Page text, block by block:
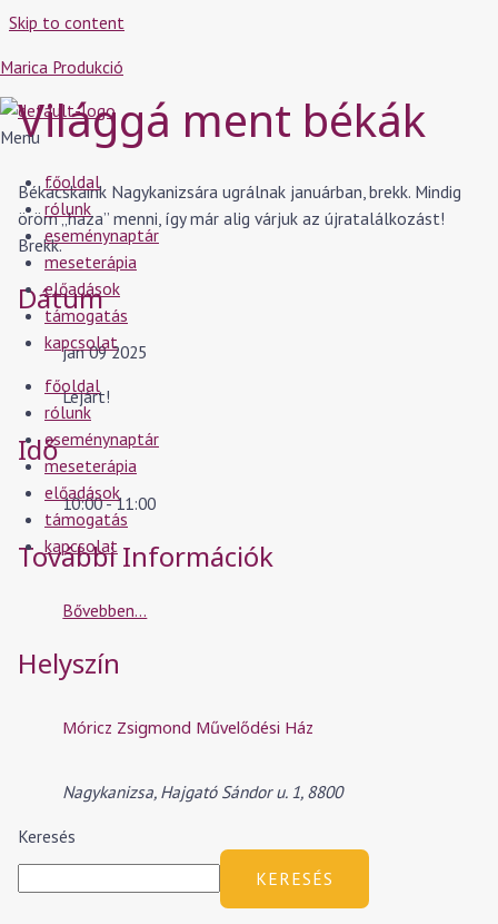
Skip to content
Marica Produkció
Menu
főoldal
rólunk
eseménynaptár
meseterápia
előadások
támogatás
kapcsolat
főoldal
rólunk
eseménynaptár
meseterápia
előadások
támogatás
kapcsolat
Világgá ment békák
Békácskáink Nagykanizsára ugrálnak januárban, brekk. Mindig
öröm „haza” menni, így már alig várjuk az újratalálkozást!
Brekk.
Dátum
jan 09 2025
Lejárt!
Idő
10:00 - 11:00
További Információk
Bővebben...
Helyszín
Móricz Zsigmond Művelődési Ház
Nagykanizsa, Hajgató Sándor u. 1, 8800
Keresés
KERESÉS